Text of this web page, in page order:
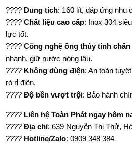
???? Dung tích: 160 lít, đáp ứng nhu
????Chất liệu cao cấp: Inox 304
lực tốt.
????Công nghệ ống thủy tinh
nhanh, giữ nước nóng lâu.
???? Không dùng điện: An toàn
rò rỉ điện.
????Độ bền vượt trội: Bảo hành
???? Liên hệ Toàn Phát ngay hôm
????Địa chỉ: 639 Nguyễn Thị Thử,
???? Hotline/Zalo: 0909 348 384